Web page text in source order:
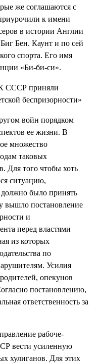
же соглашаются с
к имени
в истории Англии
Бен. Каунт и по сей
спорта. Его имя
«Би-би-си».
приняли
беспризорности»
войн порядком
ее жизни. В
множество
таковых
Для того чтобы хоть
ситуацию,
должно было принять
вышло постановление
и
перед властями
из которых
по
Усилия
опекунов
постановлению,
ответственность за
рабоче-
вести усиленную
хулиганов. Для этих